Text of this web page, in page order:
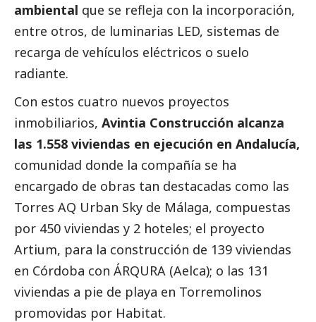
ambiental que se refleja con la incorporación,
entre otros, de luminarias LED, sistemas de
recarga de vehículos eléctricos o suelo
radiante.
Con estos cuatro nuevos proyectos
inmobiliarios, Avintia Construcción alcanza
las 1.558 viviendas en ejecución en Andalucía,
comunidad donde la compañía se ha
encargado de obras tan destacadas como las
Torres AQ Urban Sky de Málaga, compuestas
por 450 viviendas y 2 hoteles; el proyecto
Artium, para la construcción de 139 viviendas
en Córdoba con ÁRQURA (Aelca); o las 131
viviendas a pie de playa en Torremolinos
promovidas por Habitat.